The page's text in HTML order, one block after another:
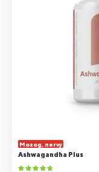
Mozog, nervy
Ashwagandha Plus